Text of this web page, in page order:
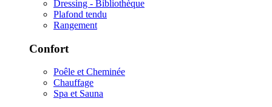
Dressing - Bibliothèque
Plafond tendu
Rangement
Confort
Poêle et Cheminée
Chauffage
Spa et Sauna